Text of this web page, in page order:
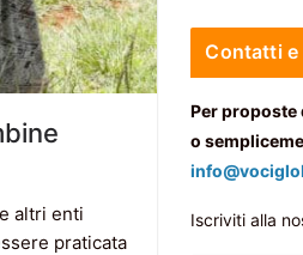
altri enti
praticata
Contatti
Per proposte
o
Iscriviti alla